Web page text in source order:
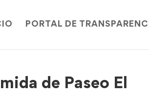
PORTAL DE
de Paseo El